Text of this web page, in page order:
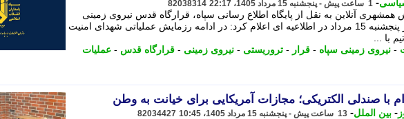
- 1 ساعت پیش - پنجشنبه 15 مرداد 1405، 22:17 82038314
همشهری آنلاین به نقل از پایگاه اطلاع رسانی سپاه، قرارگاه قدس نیروی زمینی
سپاه روز پنجشنبه 15 مرداد در اطلاعیه ای اعلام کرد: در ادامه رزمایش عملیاتی شهدای امنیت
- نیروی زمینی سپاه - قرار - تروریستی - نیروی زمینی - قرارگاه قدس - عملیات
با صندلی الکتریکی؛ مجازات آمریکایی برای خیانت به وطن
- بین الملل- 13 ساعت پیش - پنجشنبه 15 مرداد 1405، 10:45 82034427